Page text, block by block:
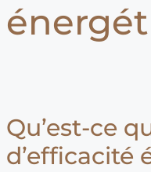
Qu’est-ce
d’efficacité